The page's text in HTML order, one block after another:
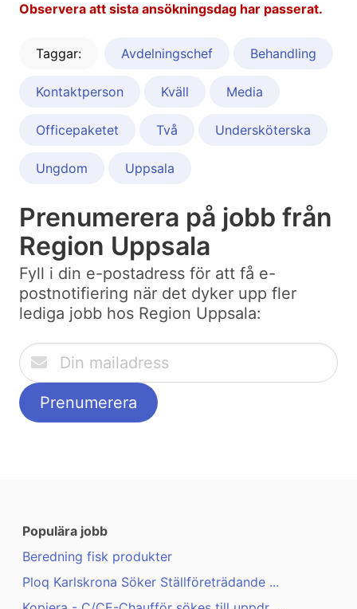
Observera att sista ansökningsdag har passerat.
Taggar: Avdelningschef Behandling
Kontaktperson Kväll Media
Officepaketet Två Undersköterska
Ungdom Uppsala
Prenumerera på jobb från
Region Uppsala
Fyll i din e-postadress för att få e-
postnotifiering när det dyker upp fler
lediga jobb hos Region Uppsala:
Populära jobb
Beredning fisk produkter
Ploq Karlskrona Söker Ställföreträdande ...